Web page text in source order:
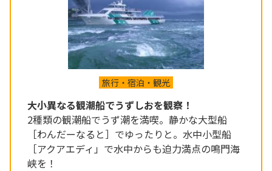
旅行・宿泊・観光
大小異なる観潮船でうずしおを観察！
2種類の観潮船でうず潮を満喫。静かな大型船
［わんだーなると］でゆったりと。水中小型船
［アクアエディ」で水中からも迫力満点の鳴門海
峡を！